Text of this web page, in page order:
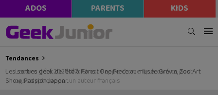
ADOS PARENTS KIDS
Tendances
Les sorties geek de l’été à Paris : One Piece au musée Grévin, Zoo Art
Show, Passion Japon…